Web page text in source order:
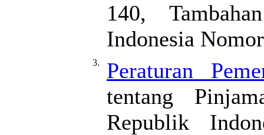
140,
Indonesia
3.
Peraturan
tentang
Republik